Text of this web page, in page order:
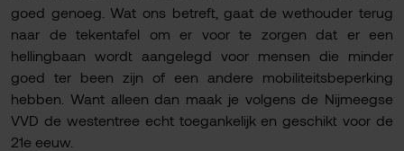
goed genoeg. Wat ons betreft, gaat de wethouder terug
naar de tekentafel om er voor te zorgen dat er een
hellingbaan wordt aangelegd voor mensen die minder
goed ter been zijn of een andere mobiliteitsbeperking
hebben. Want alleen dan maak je volgens de Nijmeegse
VVD de westentree echt toegankelijk en geschikt voor de
21e eeuw.